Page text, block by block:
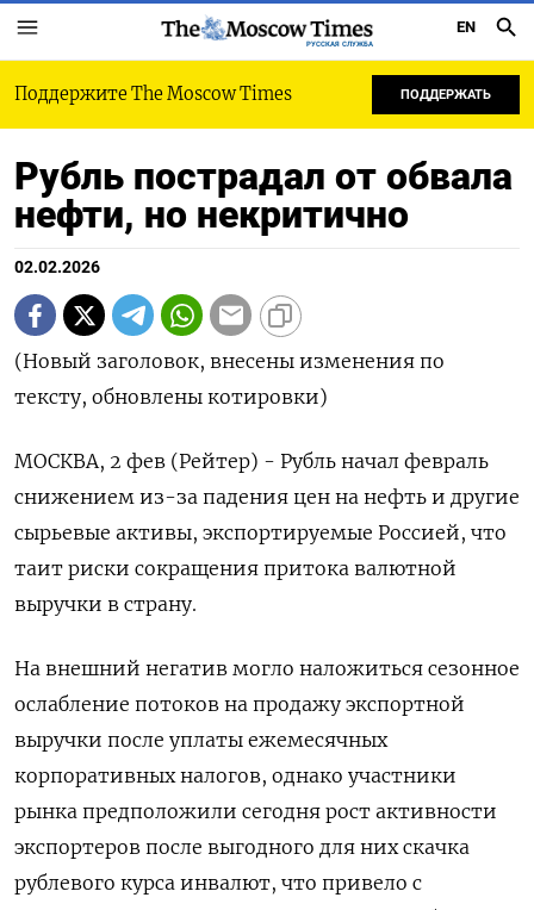
РУССКАЯ СЛУЖБА
EN
Поддержите The Moscow Times ПОДДЕРЖАТЬ
Рубль пострадал от обвала
нефти, но некритично
02.02.2026
(Новый заголовок, внесены изменения по
тексту, обновлены котировки)
МОСКВА, 2 фев (Рейтер) - Рубль начал февраль
снижением из-за падения цен на нефть и другие
сырьевые активы, экспортируемые Россией, что
таит риски сокращения притока валютной
выручки в страну.
На внешний негатив могло наложиться сезонное
ослабление потоков на продажу экспортной
выручки после уплаты ежемесячных
корпоративных налогов, ⁠однако участники
рынка предположили сегодня рост активности
экспортеров после выгодного для них скачка
рублевого курса инвалют, что привело с